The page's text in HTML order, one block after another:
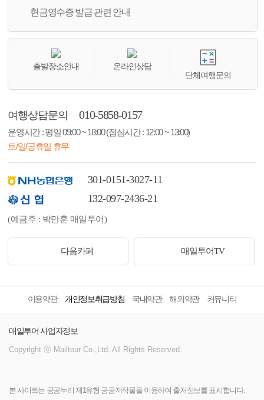
현금영수증 발급 관련 안내
출발장소안내
온라인상담
단체여행문의
여행상담문의 010-5858-0157
운영시간 : 평일 09:00 ~ 18:00 (점심시간 : 12:00 ~ 13:00)
토/일/공휴일 휴무
301-0151-3027-11
132-097-2436-21
(예금주 : 박만훈 매일투어)
다음카페 매일투어TV
이용약관 개인정보취급방침 국내약관 해외약관 커뮤니티
매일투어 사업자정보
Copyright ⓒ Mailtour Co.,Ltd. All Rights Reserved.
본 사이트는 공공누리 제1유형 공공저작물을 이용하여 출처정보를 표시합니다.